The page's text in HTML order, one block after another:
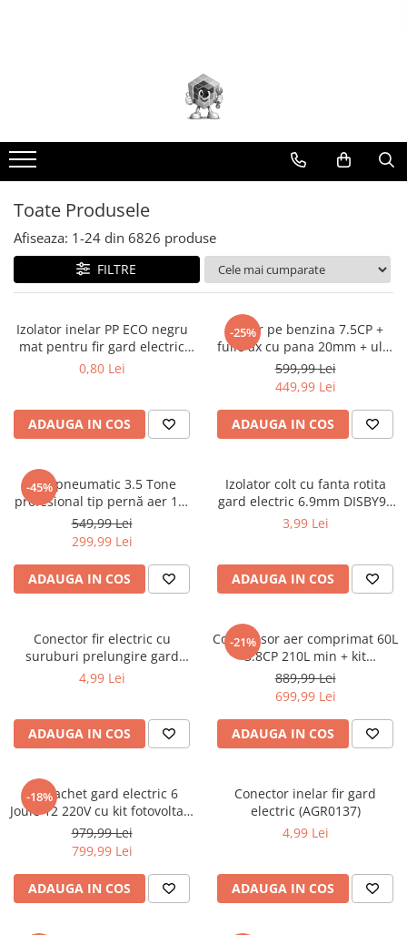
taiere/slefuire/polizare/curatare
Amestecatoare
Aparat carotat
Aparat de banc
Aparat masina cusut
Aparat spalat cu presiune
Aparate de ascutit
Aparate de masurat
Aparate de rindeluit
Aparate de slefuit
Aparate de tuns
Aparate de vopsit
Aparate pe acumulator / baterie
Aspiratoare
Betoniera
Cantar electronic
Compresoare
Fierastraie
Generatoare de ozon
Invertor / convertor curent
Macara electrica
Motoare electrice
Nivela Laser
Toate Produsele
Afiseaza: 1-24 din 6826 produse
FILTRE
Izolator inelar PP ECO negru
mat pentru fir gard electric
DISGD08 (BK87541)
0,80 Lei
ADAUGA IN COS
-25%
Motor pe benzina 7.5CP +
fulie ax cu pana 20mm + ulei
4 timpi DISFB96
(BK19816+F+U)
599,99 Lei
449,99 Lei
ADAUGA IN COS
-45%
Cric pneumatic 3.5 Tone
profesional tip pernă aer 14-
40cm (3.5TAIR)
549,99 Lei
299,99 Lei
ADAUGA IN COS
Izolator colt cu fanta rotita
gard electric 6.9mm DISBY90
(BK87644)
3,99 Lei
ADAUGA IN COS
Conector fir electric cu
suruburi prelungire gard
electric DISCH65 (BK87589)
4,99 Lei
ADAUGA IN COS
-21%
Compresor aer comprimat 60L
3.8CP 210L min + kit
pmeumatic 5piese 8bar (BX-
3257+)
889,99 Lei
699,99 Lei
ADAUGA IN COS
-18%
Kit pachet gard electric 6
Joule 12 220V cu kit fotovoltaic
panou baterie 7ah fir 1000m
(BK87583-1000-03-7ah)
979,99 Lei
799,99 Lei
ADAUGA IN COS
Conector inelar fir gard
electric (AGR0137)
4,99 Lei
ADAUGA IN COS